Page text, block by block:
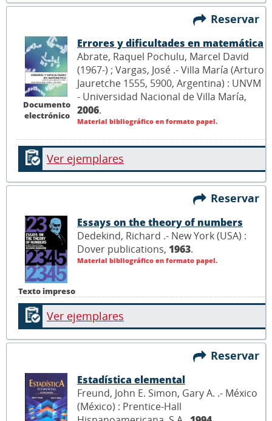
Reservar
Documento
electrónico
Errores y dificultades en matemática
Abrate, Raquel Pochulu, Marcel David
(1967-) ; Vargas, José .- Villa María (Arturo
Jauretche 1555, 5900, Argentina) : UNVM
- Universidad Nacional de Villa María,
2006.
Material bibliográfico en formato papel.
Ver ejemplares
Reservar
Texto impreso
Essays on the theory of numbers
Dedekind, Richard .- New York (USA) :
Dover publications, 1963.
Material bibliográfico en formato papel.
Ver ejemplares
Reservar
Estadística elemental
Freund, John E. Simon, Gary A. .- México
(México) : Prentice-Hall